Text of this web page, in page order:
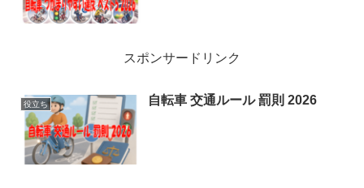
スポンサードリンク
役立ち 自転車 交通ルール 罰則 2026